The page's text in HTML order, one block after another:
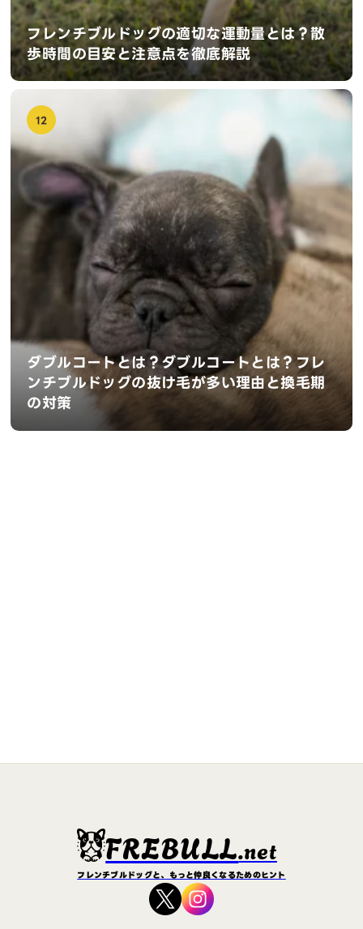
フレンチブルドッグの適切な運動量とは？散
歩時間の目安と注意点を徹底解説
12
ダブルコートとは？ダブルコートとは？フレ
ンチブルドッグの抜け毛が多い理由と換毛期
の対策
FREBULL.net
フレンチブルドッグと、もっと仲良くなるためのヒント